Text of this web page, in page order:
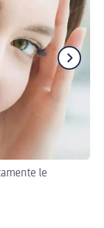
le